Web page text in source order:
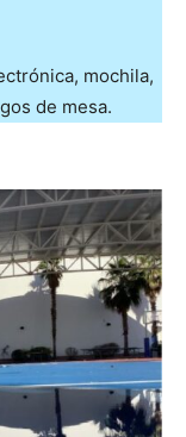
mochila,
de mesa.